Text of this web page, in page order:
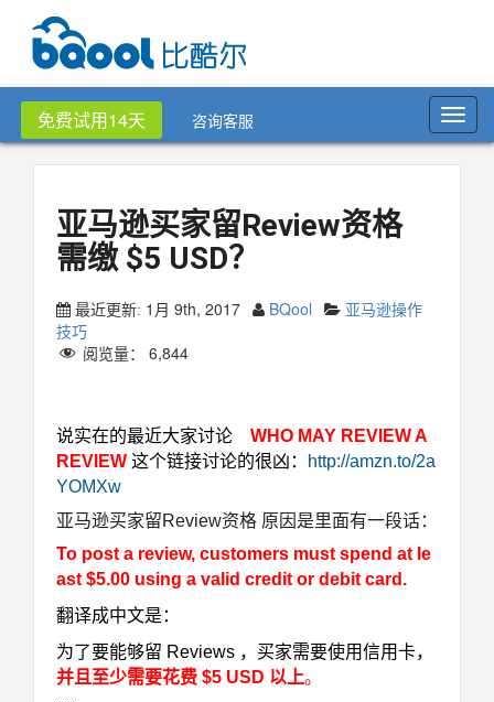
免费试用14天 咨询客服
亚马逊买家留Review资格
需缴 $5 USD？
最近更新: 1月 9th, 2017 BQool
亚马逊操作
技巧
阅览量： 6,844
说实在的最近大家讨论 WHO MAY REVIEW A
REVIEW 这个链接讨论的很凶：
http://amzn.to/2a
YOMXw
亚马逊买家留Review资格 原因是里面有一段话：
To post a review, customers must spend at le
ast $5.00 using a valid credit or debit card.
翻译成中文是：
为了要能够留 Reviews ，买家需要使用信用卡，
并且至少需要花费 $5 USD 以上。